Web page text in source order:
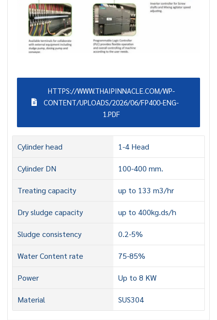
HTTPS://WWW.THAIPINNACLE.COM/WP-
CONTENT/UPLOADS/2026/06/FP400-ENG-
1.PDF
Cylinder head 1-4 Head
Cylinder DN 100-400 mm.
Treating capacity up to 133 m3/hr
Dry sludge capacity up to 400kg.ds/h
Sludge consistency 0.2-5%
Water Content rate 75-85%
Power Up to 8 KW
Material SUS304